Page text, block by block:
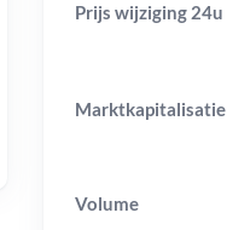
Prijs wijziging 24u
Marktkapitalisatie
Volume